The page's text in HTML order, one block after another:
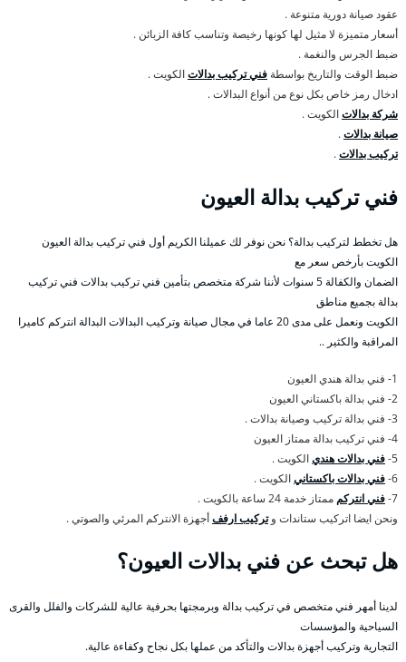
عقود صيانة دورية متنوعة .
أسعار متميزة لا مثيل لها كونها رخيصة وتناسب كافة الزبائن .
ضبط الجرس والنغمة .
ضبط الوقت والتاريخ بواسطة فني تركيب بدالاتالكويت .
ادخال رمز خاص بكل نوع من أنواع البدالات .
شركة بدالاتالكويت .
صيانة بدالات.
تركيب بدالات.
فني تركيب بدالة العيون
هل تخطط لتركيب بدالة؟ نحن نوفر لك عميلنا الكريم أول فني تركيب بدالة العيون
الكويت بأرخص سعر مع
الضمان والكفالة 5 سنوات لأننا شركة متخصص بتأمين فني تركيب بدالات فني تركيب
بدالة بجميع مناطق
الكويت ونعمل على مدى 20 عاما في مجال صيانة وتركيب البدالات البدالة انتركم كاميرا
المراقبة والكثير ..
1- فني بدالة هندي العيون
2- فني بدالة باكستاني العيون
3- فني بدالة تركيب وصيانة بدالات .
4- فني تركيب بدالة ممتاز العيون
5- فني بدالات هنديالكويت .
6- فني بدالات باكستانيالكويت .
7- فني انتركم ممتاز خدمة 24 ساعة بالكويت .
ونحن ايضا اتركيب ستاندات وتركيب ارففأجهزة الانتركم المرئي والصوتي .
هل تبحث عن فني بدالات العيون؟
لدينا أمهر فني متخصص في تركيب بدالة وبرمجتها بحرفية عالية للشركات والفلل والقرى
السياحية والمؤسسات
التجارية وتركيب أجهزة بدالات والتأكد من عملها بكل نجاح وكفاءة عالية.